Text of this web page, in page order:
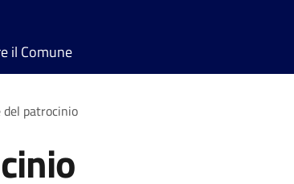
il Comune
del patrocinio